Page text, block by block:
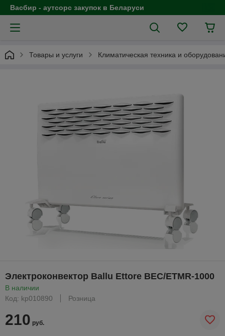
Васбир - аутсорс закупок в Беларуси
Товары и услуги Климатическая техника и
Электроконвектор Ballu Ettore BEC/ETMR-1000
В наличии
Код: kp010890
Розница
210 руб.